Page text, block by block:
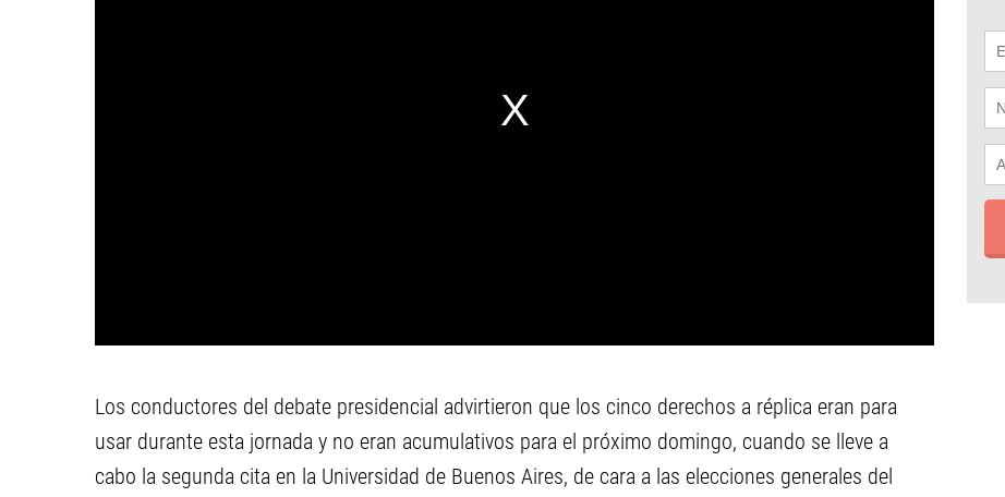
Los conductores del debate presidencial advirtieron que los cinco derechos a réplica eran para
usar durante esta jornada y no eran acumulativos para el próximo domingo, cuando se lleve a
cabo la segunda cita en la Universidad de Buenos Aires, de cara a las elecciones generales del